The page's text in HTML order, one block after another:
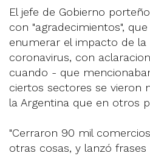
El jefe de Gobierno
con "agradecimientos",
enumerar el impacto de la
coronavirus, con
cuando - que
ciertos sectores se vieron
la Argentina que en otros
"Cerraron 90 mil
otras cosas, y lanzó